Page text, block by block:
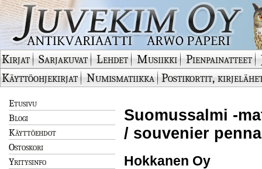
Kirjat Sarjakuvat Lehdet Musiikki Pienpainatteet
Käyttöohjekirjat
Numismatiikka Postikortit,
Etusivu
Blogi
Käyttöehdot
Ostoskori
Yritysinfo
Suomussalmi -
/ souvenier
Hokkanen Oy